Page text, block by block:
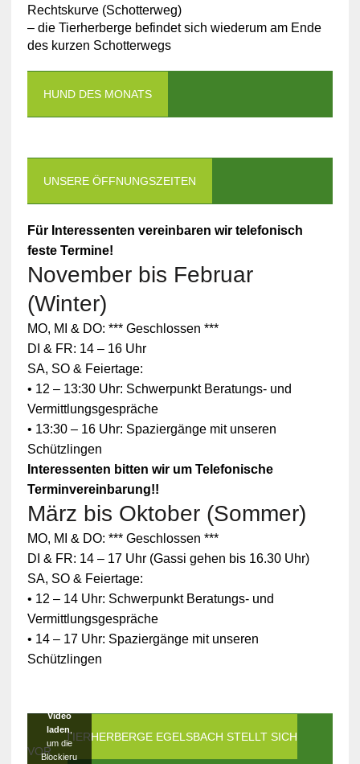
Rechtskurve (Schotterweg)
– die Tierherberge befindet sich wiederum am Ende
des kurzen Schotterwegs
HUND DES MONATS
UNSERE ÖFFNUNGSZEITEN
Für Interessenten vereinbaren wir telefonisch
feste Termine!
November bis Februar
(Winter)
MO, MI & DO: *** Geschlossen ***
DI & FR: 14 – 16 Uhr
SA, SO & Feiertage:
• 12 – 13:30 Uhr: Schwerpunkt Beratungs- und
Vermittlungsgespräche
• 13:30 – 16 Uhr: Spaziergänge mit unseren
Schützlingen
Interessenten bitten wir um Telefonische
Terminvereinbarung!!
März bis Oktober (Sommer)
MO, MI & DO: *** Geschlossen ***
DI & FR: 14 – 17 Uhr (Gassi gehen bis 16.30 Uhr)
SA, SO & Feiertage:
• 12 – 14 Uhr: Schwerpunkt Beratungs- und
Vermittlungsgespräche
• 14 – 17 Uhr: Spaziergänge mit unseren
Schützlingen
DIE TIERHERBERGE EGELSBACH STELLT SICH
VOR
Zum
Schutz
Ihrer
persönlic
hen
Daten ist
die
Verbindun
g zu
blockiert
Video
laden
um die
Blockieru